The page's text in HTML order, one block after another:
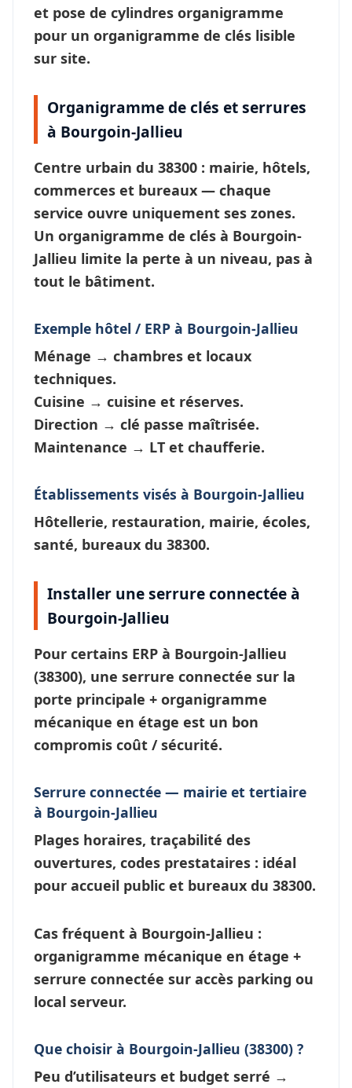
et pose de cylindres organigramme
pour un organigramme de clés lisible
sur site.
Organigramme de clés et serrures
à Bourgoin-Jallieu
Centre urbain du 38300 : mairie, hôtels,
commerces et bureaux — chaque
service ouvre uniquement ses zones.
Un organigramme de clés à Bourgoin-
Jallieu limite la perte à un niveau, pas à
tout le bâtiment.
Exemple hôtel / ERP à Bourgoin-Jallieu
Ménage → chambres et locaux
techniques.
Cuisine → cuisine et réserves.
Direction → clé passe maîtrisée.
Maintenance → LT et chaufferie.
Établissements visés à Bourgoin-Jallieu
Hôtellerie, restauration, mairie, écoles,
santé, bureaux du 38300.
Installer une serrure connectée à
Bourgoin-Jallieu
Pour certains ERP à Bourgoin-Jallieu
(38300), une serrure connectée sur la
porte principale + organigramme
mécanique en étage est un bon
compromis coût / sécurité.
Serrure connectée — mairie et tertiaire
à Bourgoin-Jallieu
Plages horaires, traçabilité des
ouvertures, codes prestataires : idéal
pour accueil public et bureaux du 38300.
Cas fréquent à Bourgoin-Jallieu :
organigramme mécanique en étage +
serrure connectée sur accès parking ou
local serveur.
Que choisir à Bourgoin-Jallieu (38300) ?
Peu d’utilisateurs et budget serré →